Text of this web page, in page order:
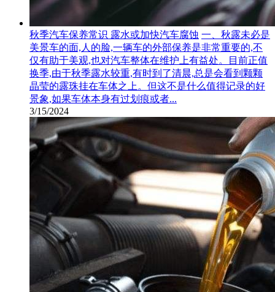
秋季汽车保养常识 露水或加快汽车腐蚀 一、秋露未必是
美景车的面,人的脸,一辆车的外部保养是非常重要的,不
仅有助于美观,也对汽车整体在维护上有益处。目前正值
换季,由于秋季露水较重,有时到了清晨,总是会看到颗颗
晶莹的露珠挂在车体之上。但这不是什么值得记录的好
景象,如果车体本身有过划痕或者...
3/15/2024